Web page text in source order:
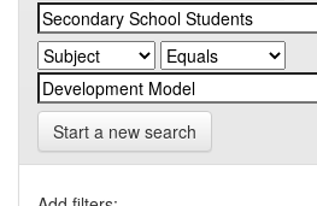
Start a new search